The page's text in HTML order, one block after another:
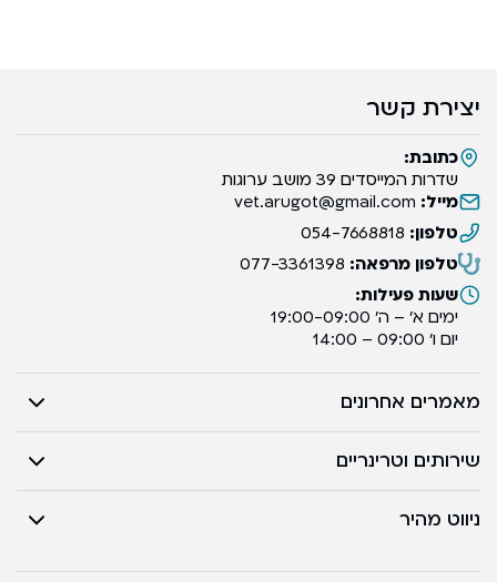
יצירת קשר
כתובת:
שדרות המייסדים 39 מושב ערוגות
מייל: vet.arugot@gmail.com
טלפון: 054-7668818
טלפון מרפאה: 077-3361398
שעות פעילות:
ימים א’ – ה’ 19:00-09:00
יום ו’ 09:00 – 14:00
מאמרים אחרונים
שירותים וטרינריים
ניווט מהיר